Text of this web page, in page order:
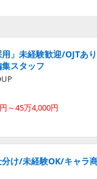
用」未経験歓迎/OJTあ
スタッフ
～45万4,000円
け/未経験OK/キャラ